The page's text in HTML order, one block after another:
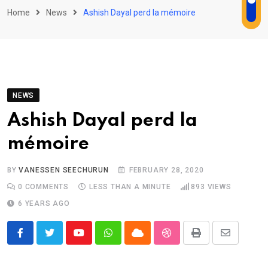
Home News Ashish Dayal perd la mémoire
NEWS
Ashish Dayal perd la
mémoire
BYVANESSEN SEECHURUN
FEBRUARY 28, 2020
0 COMMENTS LESS THAN A MINUTE 893 VIEWS
6 YEARS AGO
YoutubeWhatsappCloud StumbleUpon
Print
Share